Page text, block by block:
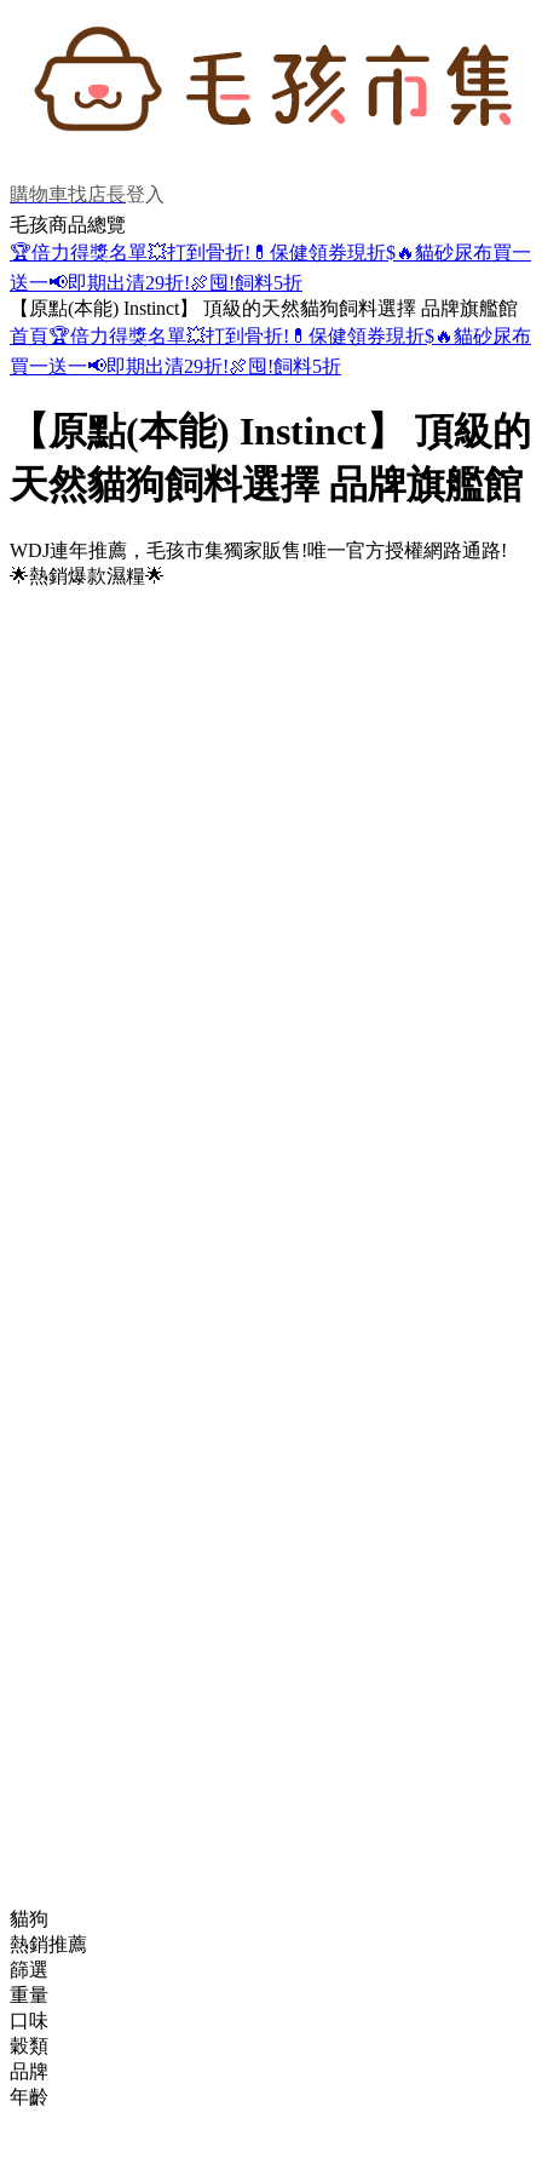
購物車找店長登入
毛孩商品總覽
🏆倍力得獎名單💥打到骨折! 💊保健領券現折$🔥貓砂尿布買一
送一📢即期出清29折!🍖囤!飼料5折
【原點(本能) Instinct】 頂級的天然貓狗飼料選擇 品牌旗艦館
首頁🏆倍力得獎名單💥打到骨折! 💊保健領券現折$🔥貓砂尿布
買一送一📢即期出清29折!🍖囤!飼料5折
【原點(本能) Instinct】 頂級的
天然貓狗飼料選擇 品牌旗艦館
WDJ連年推薦，毛孩市集獨家販售!唯一官方授權網路通路!
🌟熱銷爆款濕糧🌟
貓狗
熱銷推薦
篩選
重量
口味
穀類
品牌
年齡